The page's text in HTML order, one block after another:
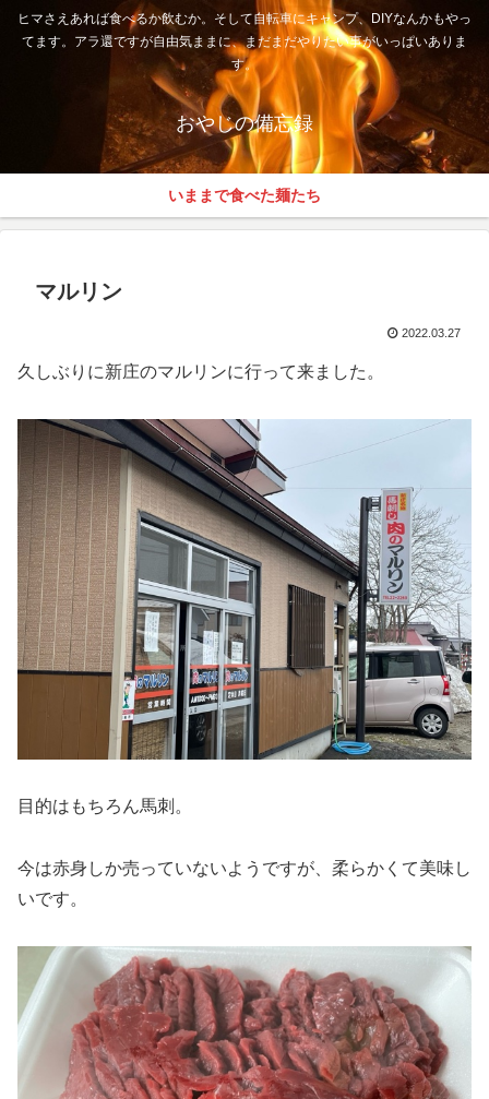
ヒマさえあれば食べるか飲むか。そして自転車にキャンプ、DIYなんかもやっ
てます。アラ還ですが自由気ままに、まだまだやりたい事がいっぱいありま
す。
おやじの備忘録
いままで食べた麺たち
マルリン
2022.03.27
久しぶりに新庄のマルリンに行って来ました。
目的はもちろん馬刺。
今は赤身しか売っていないようですが、柔らかくて美味し
いです。